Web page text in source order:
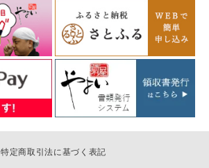
特定商取引法に基づく表記